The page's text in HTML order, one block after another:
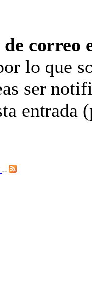
correo
lo que
ser
entrada
--